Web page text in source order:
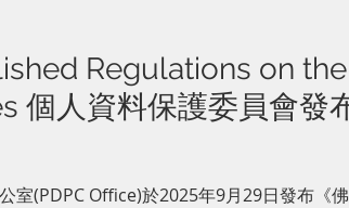
Regulations on
個人資料保護委員會發
室(PDPC Office)於2025年9月29日發布《